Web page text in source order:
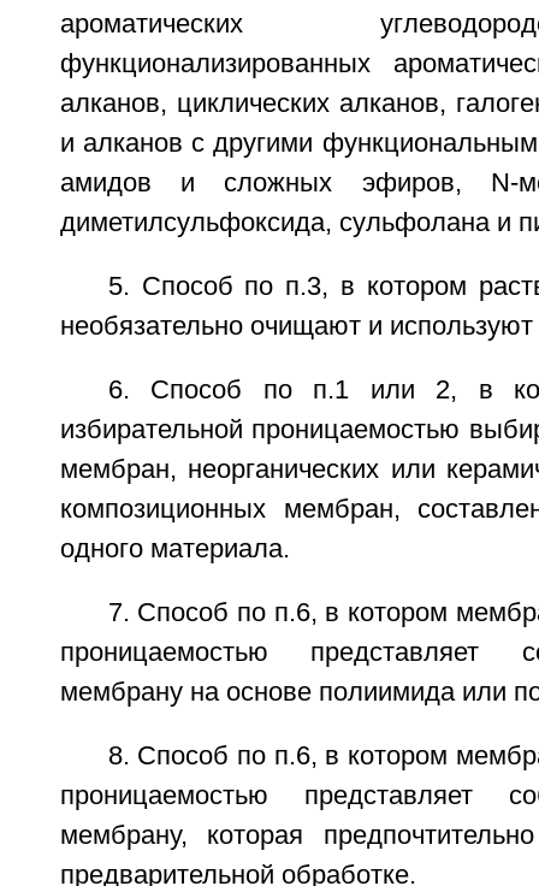
ароматических
функционализированных
алканов, циклических алканов,
и алканов с другими
амидов и сложных эфиров, N-
диметилсульфоксида, сульфолана и
5. Способ по п.3, в котором
необязательно очищают и используют
6. Способ по п.1 или 2, в
избирательной проницаемостью
мембран, неорганических или
композиционных мембран,
одного материала.
7. Способ по п.6, в котором
проницаемостью представляет
мембрану на основе полиимида или
8. Способ по п.6, в котором
проницаемостью представляет
мембрану, которая
предварительной обработке.